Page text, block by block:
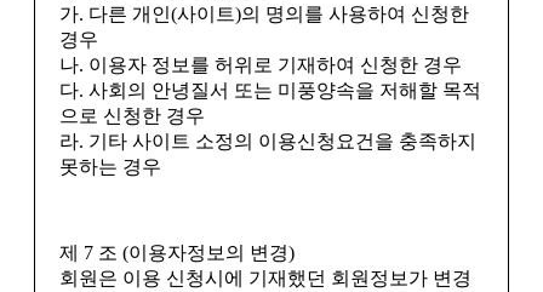
가. 다른 개인(사이트)의 명의를 사용하여 신청한
경우
나. 이용자 정보를 허위로 기재하여 신청한 경우
다. 사회의 안녕질서 또는 미풍양속을 저해할 목적
으로 신청한 경우
라. 기타 사이트 소정의 이용신청요건을 충족하지
못하는 경우
제 7 조 (이용자정보의 변경)
회원은 이용 신청시에 기재했던 회원정보가 변경